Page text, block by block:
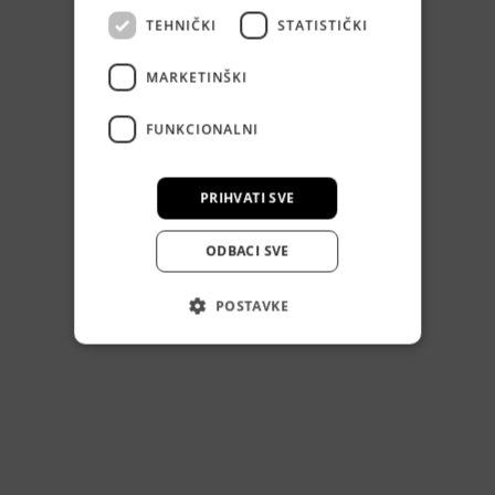
TEHNIČKI STATISTIČKI
MARKETINŠKI
FUNKCIONALNI
PRIHVATI SVE
ODBACI SVE
POSTAVKE